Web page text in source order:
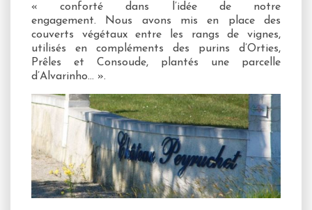
« conforté dans l’idée de notre
engagement. Nous avons mis en place des
couverts végétaux entre les rangs de vignes,
utilisés en compléments des purins d’Orties,
Prêles et Consoude, plantés une parcelle
d’Alvarinho… ».